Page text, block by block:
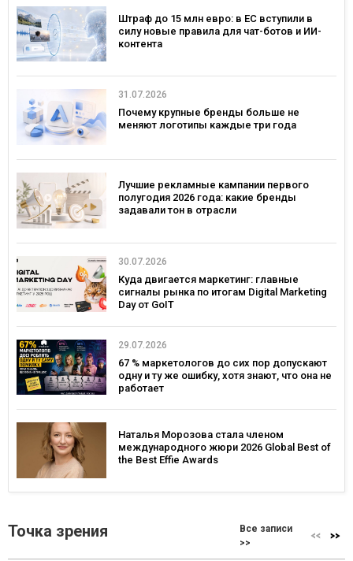
Штраф до 15 млн евро: в ЕС вступили в
силу новые правила для чат-ботов и ИИ-
контента
31.07.2026
Почему крупные бренды больше не
меняют логотипы каждые три года
Лучшие рекламные кампании первого
полугодия 2026 года: какие бренды
задавали тон в отрасли
30.07.2026
Куда двигается маркетинг: главные
сигналы рынка по итогам Digital Marketing
Day от GoIT
29.07.2026
67 % маркетологов до сих пор допускают
одну и ту же ошибку, хотя знают, что она не
работает
Наталья Морозова стала членом
международного жюри 2026 Global Best of
the Best Effie Awards
Точка зрения
Все записи
>>